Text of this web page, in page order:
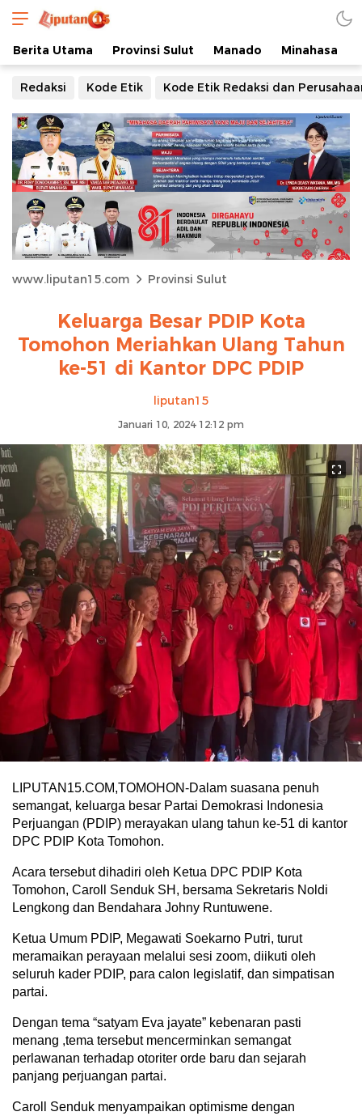
Berita Utama Provinsi Sulut Manado Minahasa
Redaksi Kode Etik Kode Etik Redaksi dan
www.liputan15.com Provinsi Sulut
Keluarga Besar PDIP Kota
Tomohon Meriahkan Ulang Tahun
ke-51 di Kantor DPC PDIP
liputan15
Januari 10, 2024 12:12 pm
LIPUTAN15.COM,TOMOHON-Dalam suasana penuh
semangat, keluarga besar Partai Demokrasi Indonesia
Perjuangan (PDIP) merayakan ulang tahun ke-51 di kantor
DPC PDIP Kota Tomohon.
Acara tersebut dihadiri oleh Ketua DPC PDIP Kota
Tomohon, Caroll Senduk SH, bersama Sekretaris Noldi
Lengkong dan Bendahara Johny Runtuwene.
Ketua Umum PDIP, Megawati Soekarno Putri, turut
meramaikan perayaan melalui sesi zoom, diikuti oleh
seluruh kader PDIP, para calon legislatif, dan simpatisan
partai.
Dengan tema “satyam Eva jayate” kebenaran pasti
menang ,tema tersebut mencerminkan semangat
perlawanan terhadap otoriter orde baru dan sejarah
panjang perjuangan partai.
Caroll Senduk menyampaikan optimisme dengan